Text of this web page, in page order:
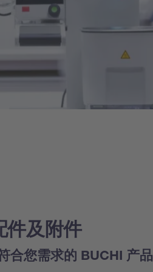
件及附件
合您需求的 BUCHI 产品